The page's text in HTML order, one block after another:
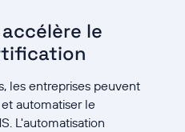
le
les entreprises peuvent
automatiser le
L'automatisation